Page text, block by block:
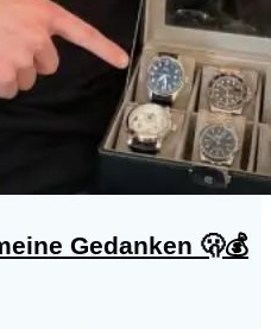
Gedanken 🫢💰